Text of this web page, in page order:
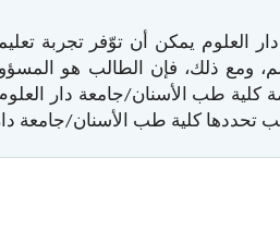
العلوم يمكن أن توّفر تجربة
ومع ذلك، فإن الطالب هو
كلية طب الأسنان/جامعة دار
تحددها كلية طب الأسنان/جامعة